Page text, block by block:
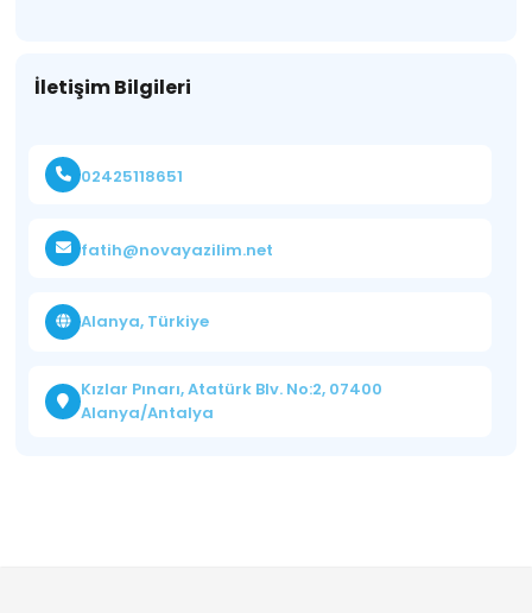
İletişim Bilgileri
02425118651
fatih@novayazilim.net
Alanya, Türkiye
Kızlar Pınarı, Atatürk Blv. No:2, 07400
Alanya/Antalya